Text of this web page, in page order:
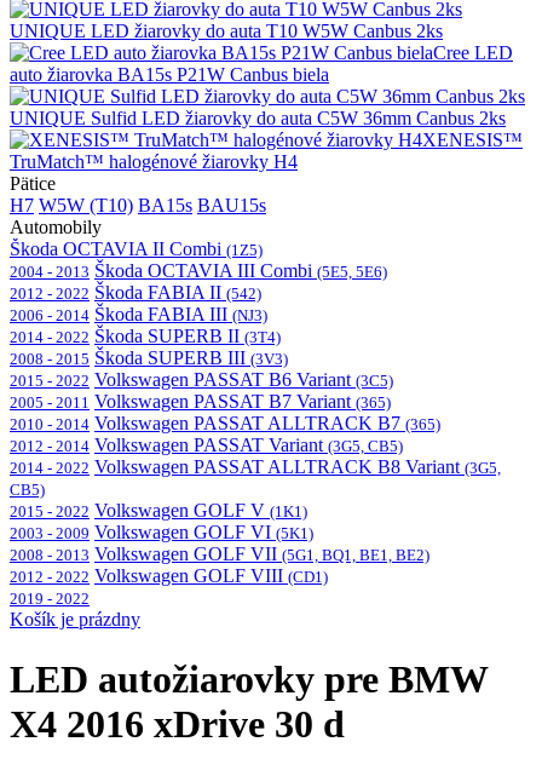
UNIQUE LED žiarovky do auta T10 W5W Canbus 2ks
Cree LED
auto žiarovka BA15s P21W Canbus biela
UNIQUE Sulfid LED žiarovky do auta C5W 36mm Canbus 2ks
XENESIS™
TruMatch™ halogénové žiarovky H4
Pätice
H7 W5W (T10) BA15s BAU15s
Automobily
Škoda OCTAVIA II Combi (1Z5)
2004 - 2013 Škoda OCTAVIA III Combi (5E5, 5E6)
2012 - 2022 Škoda FABIA II (542)
2006 - 2014 Škoda FABIA III (NJ3)
2014 - 2022 Škoda SUPERB II (3T4)
2008 - 2015 Škoda SUPERB III (3V3)
2015 - 2022 Volkswagen PASSAT B6 Variant (3C5)
2005 - 2011 Volkswagen PASSAT B7 Variant (365)
2010 - 2014 Volkswagen PASSAT ALLTRACK B7 (365)
2012 - 2014 Volkswagen PASSAT Variant (3G5, CB5)
2014 - 2022 Volkswagen PASSAT ALLTRACK B8 Variant (3G5,
CB5)
2015 - 2022 Volkswagen GOLF V (1K1)
2003 - 2009 Volkswagen GOLF VI (5K1)
2008 - 2013 Volkswagen GOLF VII (5G1, BQ1, BE1, BE2)
2012 - 2022 Volkswagen GOLF VIII (CD1)
2019 - 2022
Košík je prázdny
LED autožiarovky pre BMW
X4 2016 xDrive 30 d